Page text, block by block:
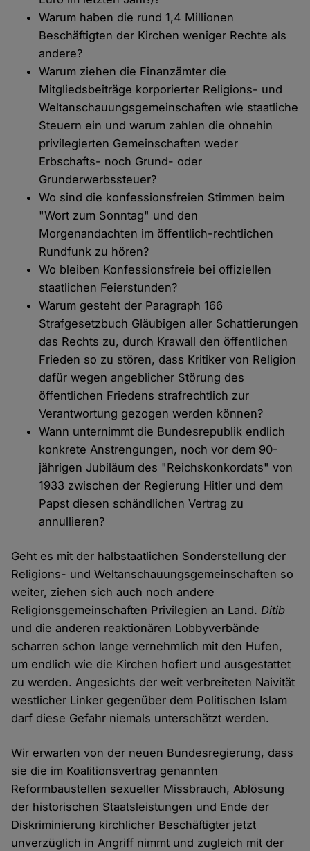
Warum haben die rund 1,4 Millionen
Beschäftigten der Kirchen weniger Rechte als
andere?
Warum ziehen die Finanzämter die
Mitgliedsbeiträge korporierter Religions- und
Weltanschauungsgemeinschaften wie staatliche
Steuern ein und warum zahlen die ohnehin
privilegierten Gemeinschaften weder
Erbschafts- noch Grund- oder
Grunderwerbssteuer?
Wo sind die konfessionsfreien Stimmen beim
"Wort zum Sonntag" und den
Morgenandachten im öffentlich-rechtlichen
Rundfunk zu hören?
Wo bleiben Konfessionsfreie bei offiziellen
staatlichen Feierstunden?
Warum gesteht der Paragraph 166
Strafgesetzbuch Gläubigen aller Schattierungen
das Rechts zu, durch Krawall den öffentlichen
Frieden so zu stören, dass Kritiker von Religion
dafür wegen angeblicher Störung des
öffentlichen Friedens strafrechtlich zur
Verantwortung gezogen werden können?
Wann unternimmt die Bundesrepublik endlich
konkrete Anstrengungen, noch vor dem 90-
jährigen Jubiläum des "Reichskonkordats" von
1933 zwischen der Regierung Hitler und dem
Papst diesen schändlichen Vertrag zu
annullieren?
Geht es mit der halbstaatlichen Sonderstellung der
Religions- und Weltanschauungsgemeinschaften so
weiter, ziehen sich auch noch andere
Religionsgemeinschaften Privilegien an Land.Ditib
und die anderen reaktionären Lobbyverbände
scharren schon lange vernehmlich mit den Hufen,
um endlich wie die Kirchen hofiert und ausgestattet
zu werden. Angesichts der weit verbreiteten Naivität
westlicher Linker gegenüber dem Politischen Islam
darf diese Gefahr niemals unterschätzt werden.
Wir erwarten von der neuen Bundesregierung, dass
sie die im Koalitionsvertrag genannten
Reformbaustellen sexueller Missbrauch, Ablösung
der historischen Staatsleistungen und Ende der
Diskriminierung kirchlicher Beschäftigter jetzt
unverzüglich in Angriff nimmt und zugleich mit der